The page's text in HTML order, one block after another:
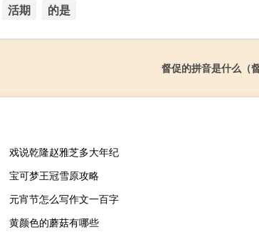
活期 的是
督促的拼音是什么（
戏说乾隆赵雅芝多大年纪
宝可梦王冠雪原攻略
元宵节怎么写作文一百字
黄颜色的蘑菇有哪些